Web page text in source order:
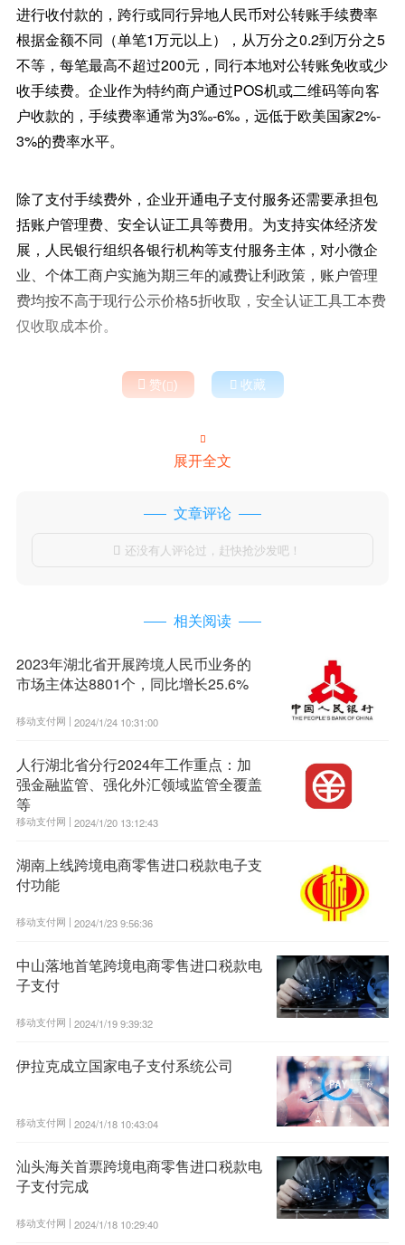
进行收付款的，跨行或同行异地人民币对公转账手续费率
根据金额不同（单笔1万元以上），从万分之0.2到万分之5
不等，每笔最高不超过200元，同行本地对公转账免收或少
收手续费。企业作为特约商户通过POS机或二维码等向客
户收款的，手续费率通常为3‰-6‰，远低于欧美国家2%-
3%的费率水平。
除了支付手续费外，企业开通电子支付服务还需要承担包
括账户管理费、安全认证工具等费用。为支持实体经济发
展，人民银行组织各银行机构等支付服务主体，对小微企
业、个体工商户实施为期三年的减费让利政策，账户管理
费均按不高于现行公示价格5折收取，安全认证工具工本费
仅收取成本价。
 赞()  收藏

展开全文
文章评论
 还没有人评论过，赶快抢沙发吧！
相关阅读
2023年湖北省开展跨境人民币业务的
市场主体达8801个，同比增长25.6%
移动支付网 | 2024/1/24 10:31:00
人行湖北省分行2024年工作重点：加
强金融监管、强化外汇领域监管全覆盖
等
移动支付网 | 2024/1/20 13:12:43
湖南上线跨境电商零售进口税款电子支
付功能
移动支付网 | 2024/1/23 9:56:36
中山落地首笔跨境电商零售进口税款电
子支付
移动支付网 | 2024/1/19 9:39:32
伊拉克成立国家电子支付系统公司
移动支付网 | 2024/1/18 10:43:04
汕头海关首票跨境电商零售进口税款电
子支付完成
移动支付网 | 2024/1/18 10:29:40